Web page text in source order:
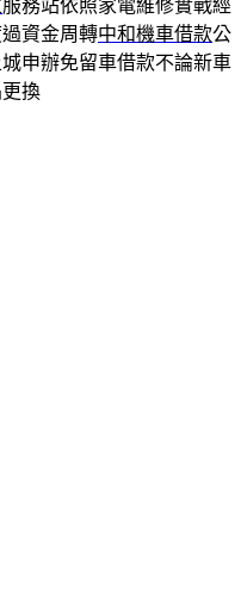
服務站依照家電維修實戰經
資金周轉中和機車借款公
申辦免留車借款不論新車
換